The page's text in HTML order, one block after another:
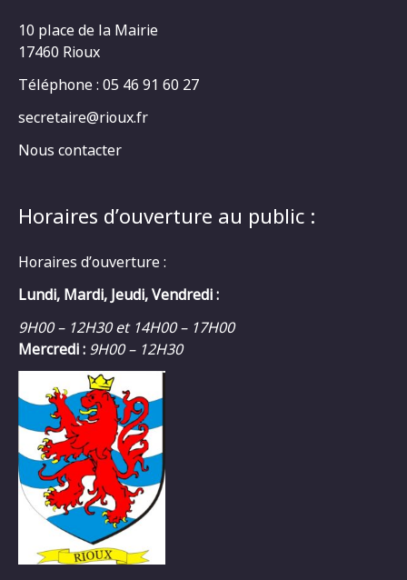
10 place de la Mairie
17460 Rioux
Téléphone : 05 46 91 60 27
secretaire@rioux.fr
Nous contacter
Horaires d’ouverture au public :
Horaires d’ouverture :
Lundi, Mardi, Jeudi, Vendredi :
9H00 – 12H30 et 14H00 – 17H00
Mercredi : 9H00 – 12H30